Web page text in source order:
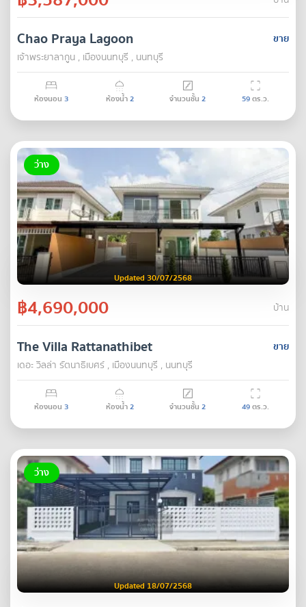
ขาย
Chao Praya Lagoon
เจ้าพระยาลากูน , เมืองนนทบุรี , นนทบุรี
ห้องนอน 3 ห้องน้ำ2 จำนวนชั้น 2 59ตร.ว.
ว่าง
Updated 30/07/2568
฿4,690,000 บ้าน
ขาย
The Villa Rattanathibet
เดอะ วิลล่า รัตนาธิเบศร์ , เมืองนนทบุรี , นนทบุรี
ห้องนอน 3 ห้องน้ำ2 จำนวนชั้น 2 49ตร.ว.
ว่าง
Updated 18/07/2568